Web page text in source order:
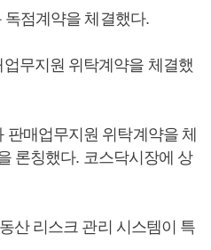
독점계약을 체결했다.
무지원 위탁계약을 체결했
매업무지원 위탁계약을 체
론칭했다. 코스닥시장에 상
산 리스크 관리 시스템이 특